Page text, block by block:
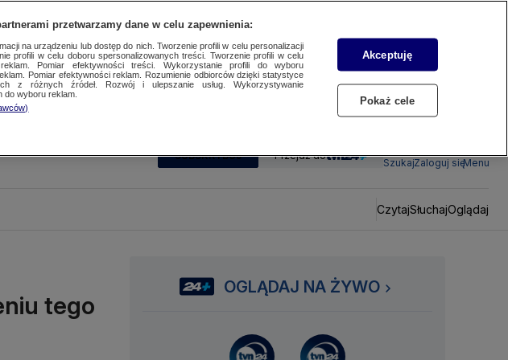
SUBSKRYBUJ Przejdź do
SzukajZaloguj sięMenu
CzytajSłuchajOglądaj
tego
OGLĄDAJ NA ŻYWO
przetwarzamy dane w celu zapewnienia:
na urządzeniu lub dostęp do nich. Tworzenie profili w celu personalizacji
profili w celu doboru spersonalizowanych treści. Tworzenie profili w celu
reklam. Pomiar efektywności treści. Wykorzystanie profili do wyboru
Pomiar efektywności reklam. Rozumienie odbiorców dzięki statystyce
z różnych źródeł. Rozwój i ulepszanie usług. Wykorzystywanie
do wyboru reklam.
Akceptuję
Pokaż cele